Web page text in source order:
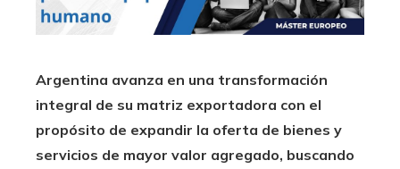
Argentina avanza en una transformación
integral de su matriz exportadora con el
propósito de expandir la oferta de bienes y
servicios de mayor valor agregado, buscando